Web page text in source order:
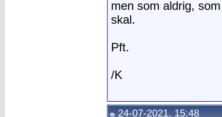
men som aldrig,
skal.
Pft.
/K
24-07-2021, 15:48